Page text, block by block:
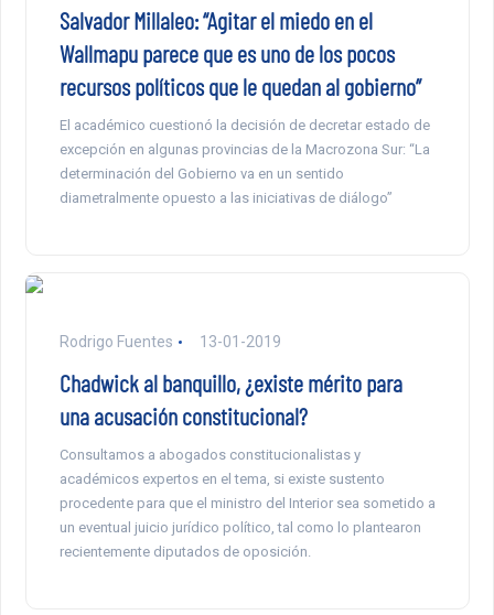
Salvador Millaleo: “Agitar el miedo en el
Wallmapu parece que es uno de los pocos
recursos políticos que le quedan al gobierno”
El académico cuestionó la decisión de decretar estado de
excepción en algunas provincias de la Macrozona Sur: “La
determinación del Gobierno va en un sentido
diametralmente opuesto a las iniciativas de diálogo”
Rodrigo Fuentes 13-01-2019
Chadwick al banquillo, ¿existe mérito para
una acusación constitucional?
Consultamos a abogados constitucionalistas y
académicos expertos en el tema, si existe sustento
procedente para que el ministro del Interior sea sometido a
un eventual juicio jurídico político, tal como lo plantearon
recientemente diputados de oposición.